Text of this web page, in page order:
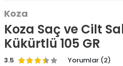
Koza
Koza Saç ve Cilt
Kükürtlü 105 GR
3.5
Yorumlar (2)